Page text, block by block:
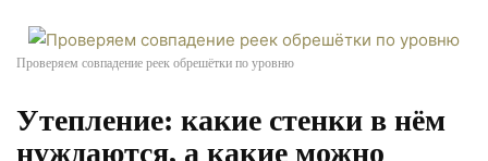
Проверяем совпадение реек обрешётки по уровню
Утепление: какие стенки в нём
нуждаются, а какие можно